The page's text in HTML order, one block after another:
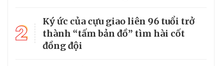
2
Ký ức của cựu giao liên 96 tuổi trở
thành “tấm bản đồ” tìm hài cốt
đồng đội